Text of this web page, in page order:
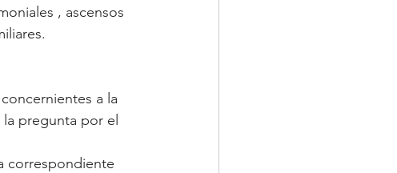
, ascensos
a la
pregunta por el
correspondiente